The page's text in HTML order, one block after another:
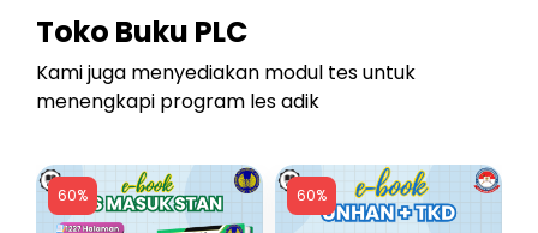
Toko Buku PLC
Kami juga menyediakan modul tes untuk
menengkapi program les adik
60% 60%